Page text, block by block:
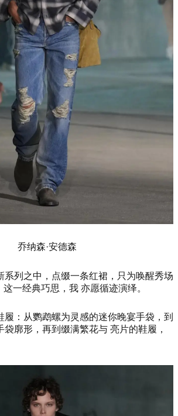
乔纳森·安德森
系列之中，点缀一条红裙，只为唤醒秀场
一经典巧思，我 亦愿循迹演绎。
履：从鹦鹉螺为灵感的迷你晚宴手袋，到
袋廓形，再到缀满繁花与 亮片的鞋履，